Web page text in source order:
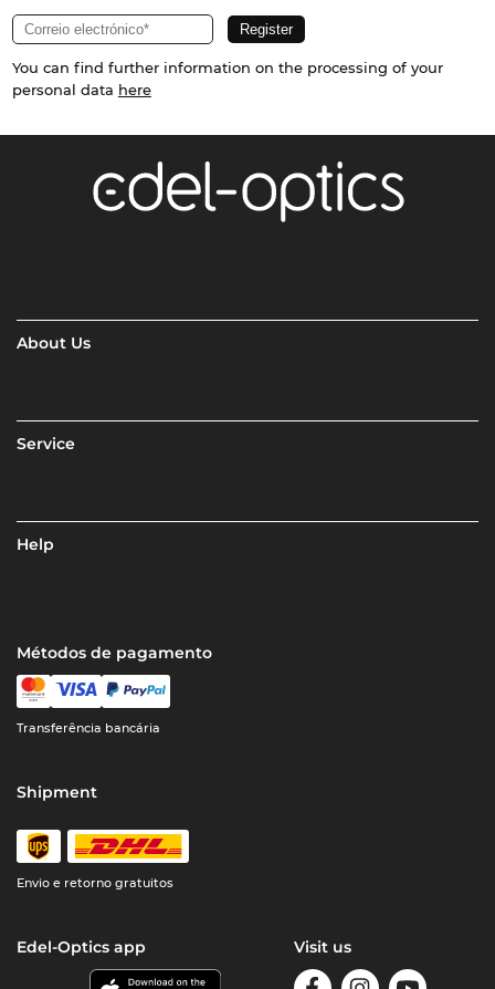
You can find further information on the processing of your
personal data here
About Us
Service
Help
Métodos de pagamento
Transferência bancária
Shipment
Envio e retorno gratuitos
Edel-Optics app Visit us